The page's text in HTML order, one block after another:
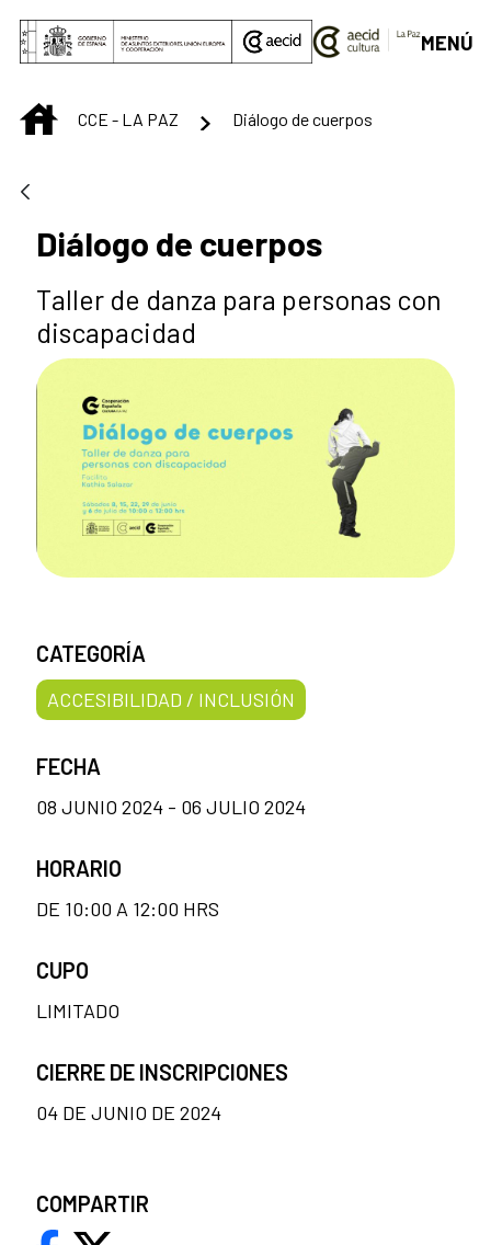
Saltar al contenido principal
MENÚ
INICIOCCE - LA PAZ Diálogo de cuerpos
Diálogo de cuerpos
Taller de danza para personas con
discapacidad
CATEGORÍA
ACCESIBILIDAD / INCLUSIÓN
FECHA
08 JUNIO 2024 - 06 JULIO 2024
HORARIO
DE 10:00 A 12:00 HRS
CUPO
LIMITADO
CIERRE DE INSCRIPCIONES
04 DE JUNIO DE 2024
COMPARTIR